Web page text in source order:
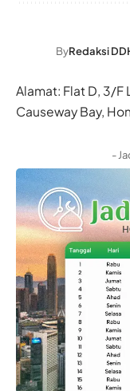
ByRedaksi
Alamat: Flat D, 3/F
Causeway Bay,
-